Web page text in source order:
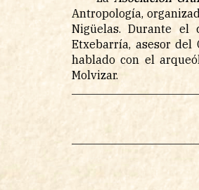
Antropología,
Nigüelas. Durante el
Etxebarría, asesor del
hablado con el
Molvizar.